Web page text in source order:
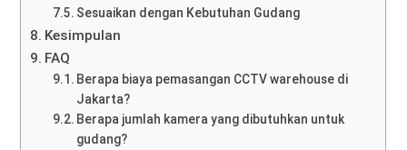
Sesuaikan dengan Kebutuhan Gudang
Kesimpulan
FAQ
Berapa biaya pemasangan CCTV warehouse di
Jakarta?
Berapa jumlah kamera yang dibutuhkan untuk
gudang?